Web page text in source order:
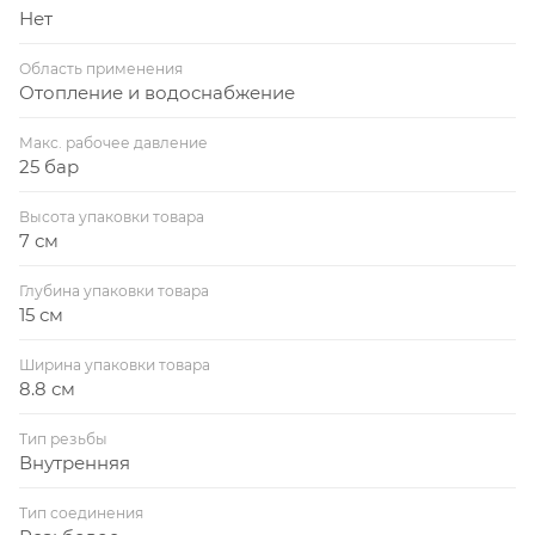
на выходе.
Нет
Область применения
Отопление и водоснабжение
Макс. рабочее давление
25 бар
Высота упаковки товара
7 см
Глубина упаковки товара
15 см
Ширина упаковки товара
8.8 см
Тип резьбы
Внутренняя
Тип соединения